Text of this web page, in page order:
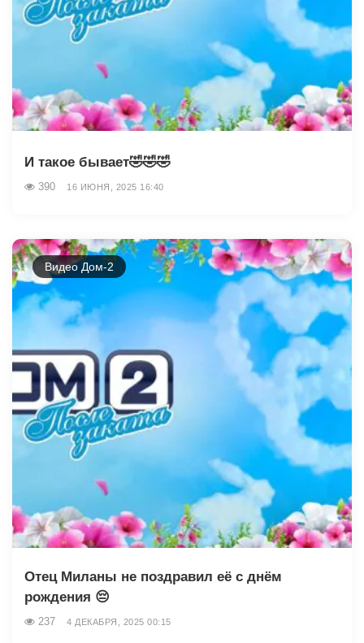
И такое бывает🤣🤣🤣
390 16 ИЮНЯ, 2025 16:40
Видео Дом-2
Отец Миланы не поздравил её с днём
рождения 😔
237 4 ДЕКАБРЯ, 2025 00:15